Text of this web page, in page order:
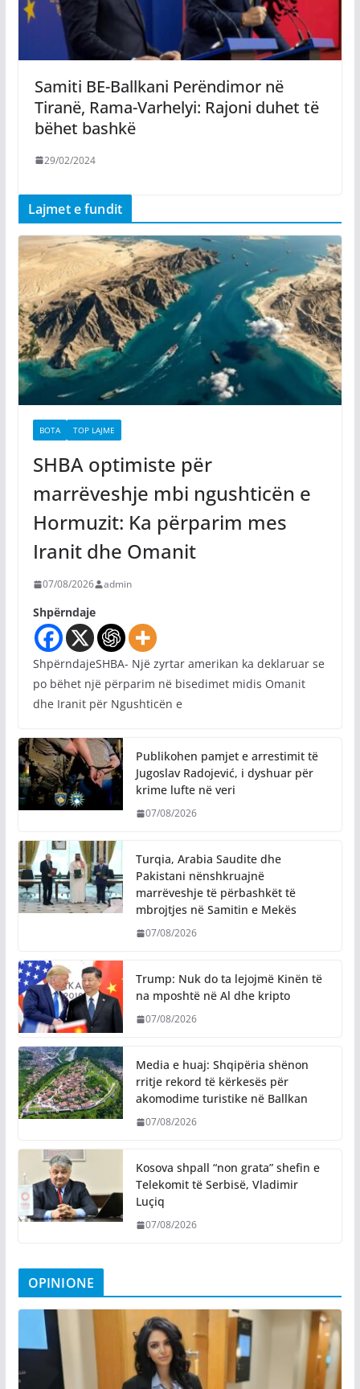
Samiti BE-Ballkani Perëndimor në
Tiranë, Rama-Varhelyi: Rajoni duhet të
bëhet bashkë
29/02/2024
Lajmet e fundit
BOTA TOP LAJME
SHBA optimiste për
marrëveshje mbi ngushticën e
Hormuzit: Ka përparim mes
Iranit dhe Omanit
07/08/2026 admin
Shpërndaje
ShpërndajeSHBA- Një zyrtar amerikan ka deklaruar se
po bëhet një përparim në bisedimet midis Omanit
dhe Iranit për Ngushticën e
Publikohen pamjet e arrestimit të
Jugoslav Radojević, i dyshuar për
krime lufte në veri
07/08/2026
Turqia, Arabia Saudite dhe
Pakistani nënshkruajnë
marrëveshje të përbashkët të
mbrojtjes në Samitin e Mekës
07/08/2026
Trump: Nuk do ta lejojmë Kinën të
na mposhtë në Al dhe kripto
07/08/2026
Media e huaj: Shqipëria shënon
rritje rekord të kërkesës për
akomodime turistike në Ballkan
07/08/2026
Kosova shpall “non grata” shefin e
Telekomit të Serbisë, Vladimir
Luçiq
07/08/2026
OPINIONE